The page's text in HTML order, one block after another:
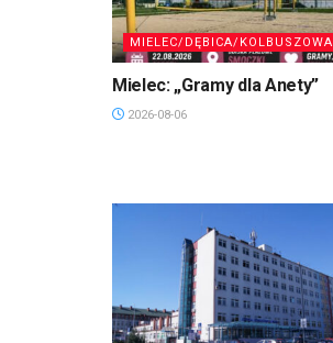
MIELEC/DĘBICA/KOLBUSZOWA
Mielec: „Gramy dla Anety”
2026-08-06